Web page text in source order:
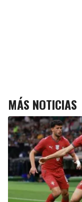
MÁS NOTICIAS